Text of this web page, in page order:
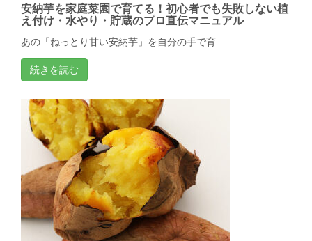
安納芋を家庭菜園で育てる！初心者でも失敗しない植
え付け・水やり・貯蔵のプロ直伝マニュアル
あの「ねっとり甘い安納芋」を自分の手で育 ...
続きを読む